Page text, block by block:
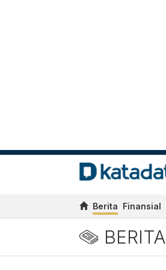
Berita Finansial
BERITA